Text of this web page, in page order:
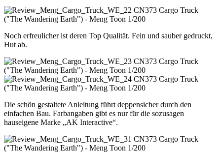
Noch erfreulicher ist deren Top Qualität. Fein und sauber gedruckt,
Hut ab.
Die schön gestaltete Anleitung führt deppensicher durch den
einfachen Bau. Farbangaben gibt es nur für die sozusagen
hauseigene Marke „AK Interactive“.